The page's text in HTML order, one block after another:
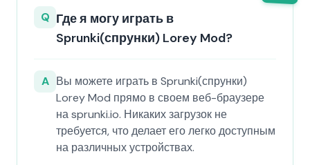
Q Где я могу играть в
Sprunki(спрунки) Lorey Mod?
A Вы можете играть в Sprunki(спрунки)
Lorey Mod прямо в своем веб-браузере
на sprunki.io. Никаких загрузок не
требуется, что делает его легко доступным
на различных устройствах.